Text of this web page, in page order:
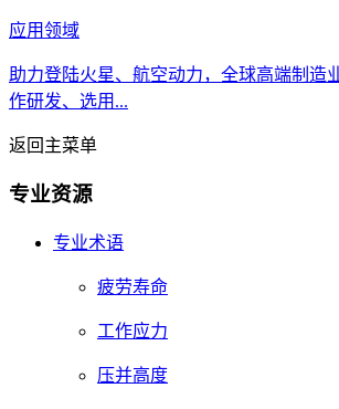
应用领域
助力登陆火星、航空动力，全球高端制造
作研发、选用...
返回主菜单
专业资源
专业术语
疲劳寿命
工作应力
压并高度